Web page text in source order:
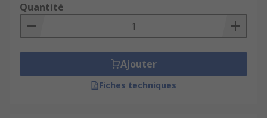
Quantité
Ajouter
Fiches techniques